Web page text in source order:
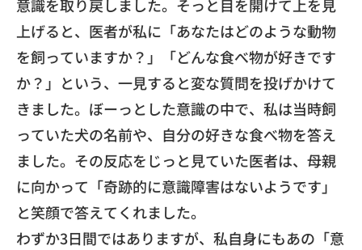
意識を取り戻しました。 そっと目を開けて上を見
上げると、医者が私に「あなたはどのような動物
を飼っていますか？」「どんな食べ物が好きです
か？」という、 一見すると変な質問を投げかけて
きました。 ぼーっとした意識の中で、私は当時飼
っていた犬の名前や、 自分の好きな食べ物を答え
ました。 その反応をじっと見ていた医者は、母親
に向かって「奇跡的に意識障害はないようです」
と笑顔で答えてくれました。
​わずか3日間ではありますが、私自身にもあの「意